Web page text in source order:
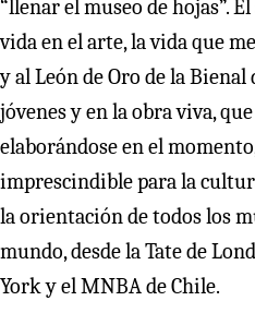
“llenar el museo de hojas”.
vida en el arte, la vida que
y al León de Oro de la Bienal
jóvenes y en la obra viva,
elaborándose en el
imprescindible para la
la orientación de todos los
mundo, desde la Tate de
York y el MNBA de Chile.